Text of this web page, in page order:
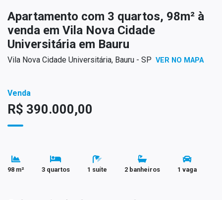
Apartamento com 3 quartos, 98m² à
venda em Vila Nova Cidade
Universitária em Bauru
Vila Nova Cidade Universitária, Bauru - SP VER NO MAPA
Venda
R$ 390.000,00
98 m² 3 quartos 1 suíte 2 banheiros 1 vaga